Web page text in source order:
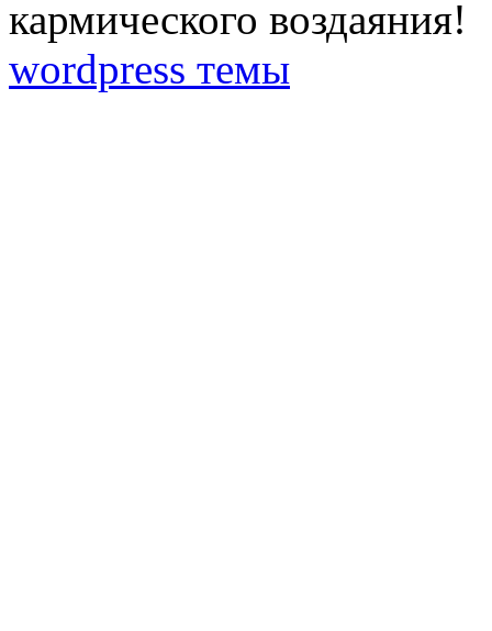
кармического воздаяния!
wordpress темы